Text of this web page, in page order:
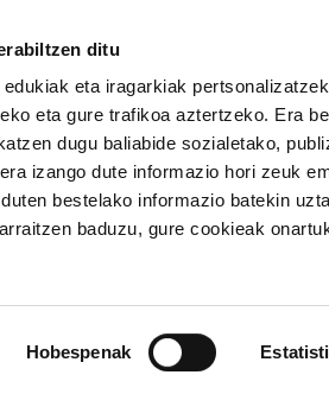
ditu
eta iragarkiak
eta gure trafikoa aztertzeko. Era
dugu baliabide sozialetako,
izango dute informazio hori zeuk
bestelako informazio batekin
baduzu, gure cookieak
Hobespenak
erresistentziatik